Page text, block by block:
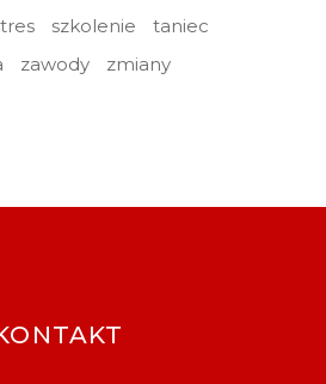
szkolenie
taniec
zawody zmiany